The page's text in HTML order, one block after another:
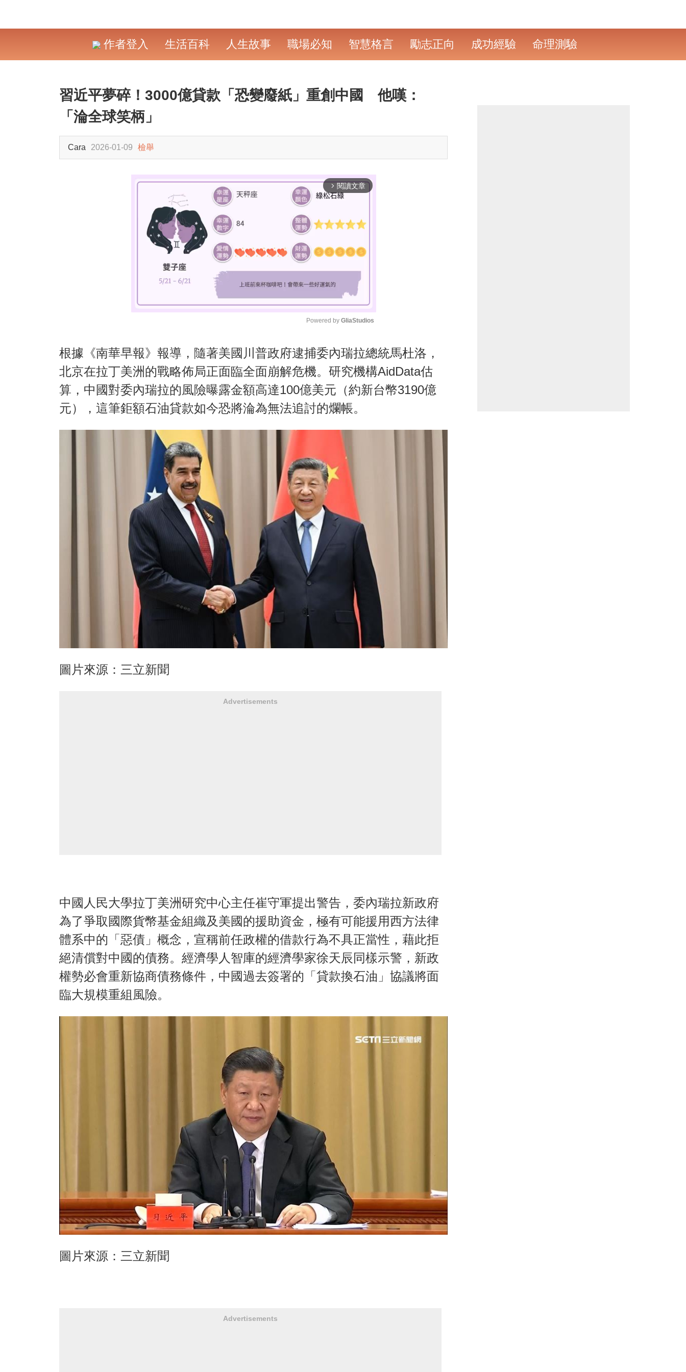
作者登入 生活百科 人生故事 職場必知 智慧格言 勵志正向 成功經驗 命理測驗
習近平夢碎！3000億貸款「恐變廢紙」重創中國 他嘆：
「淪全球笑柄」
Cara 2026-01-09 檢舉
arrow_forward_ios 閱讀文章
M
t
e
Powered by GliaStudios
根據《南華早報》報導，隨著美國川普政府逮捕委內瑞拉總統馬杜洛，
北京在拉丁美洲的戰略佈局正面臨全面崩解危機。研究機構AidData估
算，中國對委內瑞拉的風險曝露金額高達100億美元（約新台幣3190億
元），這筆鉅額石油貸款如今恐將淪為無法追討的爛帳。
圖片來源：三立新聞
Advertisements
中國人民大學拉丁美洲研究中心主任崔守軍提出警告，委內瑞拉新政府
為了爭取國際貨幣基金組織及美國的援助資金，極有可能援用西方法律
體系中的「惡債」概念，宣稱前任政權的借款行為不具正當性，藉此拒
絕清償對中國的債務。經濟學人智庫的經濟學家徐天辰同樣示警，新政
權勢必會重新協商債務條件，中國過去簽署的「貸款換石油」協議將面
臨大規模重組風險。
圖片來源：三立新聞
Advertisements